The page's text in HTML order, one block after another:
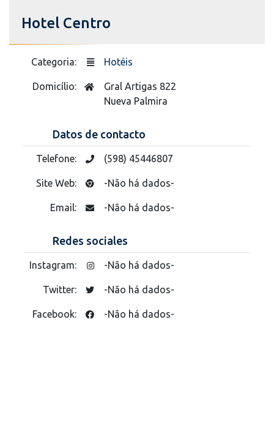
Hotel Centro
Categoria: Hotéis
Domicílio:
Gral Artigas 822
Nueva Palmira
Datos de contacto
Telefone: (598) 45446807
Site Web: -Não há dados-
Email: -Não há dados-
Redes sociales
Instagram: -Não há dados-
Twitter: -Não há dados-
Facebook: -Não há dados-